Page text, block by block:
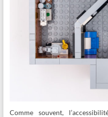
Comme souvent,